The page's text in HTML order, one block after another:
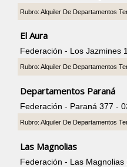
Rubro: Alquiler De Departamentos
El Aura
Federación - Los Jazmines
Rubro: Alquiler De Departamentos
Departamentos Paraná
Federación - Paraná 377 -
Rubro: Alquiler De Departamentos
Las Magnolias
Federación - Las